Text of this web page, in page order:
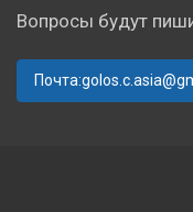
Вопросы будут